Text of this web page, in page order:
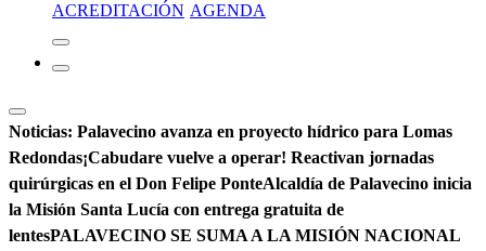
ACREDITACIÓN AGENDA
Noticias: Palavecino avanza en proyecto hídrico para Lomas
Redondas¡Cabudare vuelve a operar! Reactivan jornadas
quirúrgicas en el Don Felipe PonteAlcaldía de Palavecino inicia
la Misión Santa Lucía con entrega gratuita de
lentesPALAVECINO SE SUMA A LA MISIÓN NACIONAL